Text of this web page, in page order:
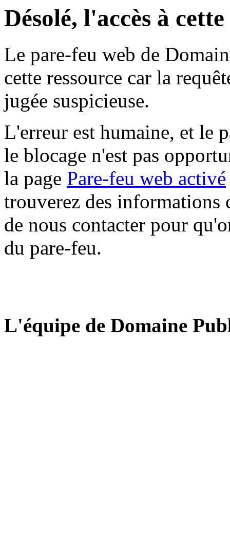
Désolé, l'accès à
Le pare-feu web de
cette ressource car la
jugée suspicieuse.
L'erreur est humaine, et le
le blocage n'est pas
la page Pare-feu web activé
trouverez des informations
de nous contacter pour
du pare-feu.
L'équipe de Domaine